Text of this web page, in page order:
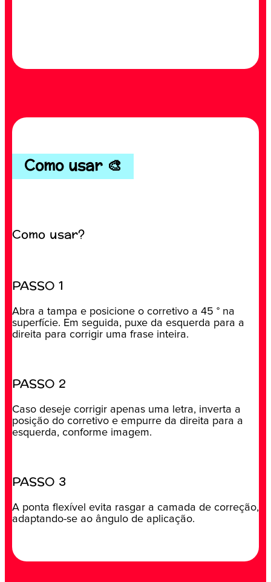
Como usar 🎨
Como usar?
PASSO 1
Abra a tampa e posicione o corretivo a 45 ° na
superfície. Em seguida, puxe da esquerda para a
direita para corrigir uma frase inteira.
PASSO 2
Caso deseje corrigir apenas uma letra, inverta a
posição do corretivo e empurre da direita para a
esquerda, conforme imagem.
PASSO 3
A ponta flexível evita rasgar a camada de correção,
adaptando-se ao ângulo de aplicação.